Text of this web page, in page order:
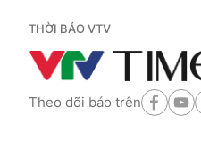
THỜI BÁO VTV
Theo dõi báo trên